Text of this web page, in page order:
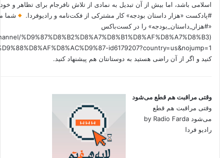
اسلامی باشد، اما بیش از آن تبدیل به نمادی از تلاش نافرجام برای تظاهر و
#پادکست «هزار داستان بودجه» کار مشترکی از فکت‌نامه و رادیوفردا.
شما
«#هزار_داستان_بودجه» را در کست‌باکس
%D9%87%D8%B2%D8%A7%D8%B1%D8%AF%D8%A7%D8%B3
کنید و اگر از آن راضی هستید به دوستانتان هم پیشنهاد کنید.
وقتی مراقبت هم قطع می‌شود
وقتی مراقبت هم قطع
می‌شود by Radio Farda
رادیو فردا